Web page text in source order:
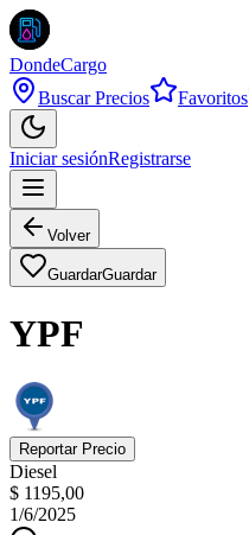
DondeCargo
Buscar Precios
Favoritos
Iniciar sesiónRegistrarse
Volver
GuardarGuardar
YPF
Reportar Precio
Diesel
$ 1195,00
1/6/2025